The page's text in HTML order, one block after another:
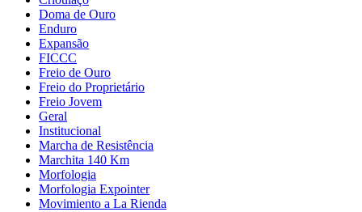
Doma de Ouro
Enduro
Expansão
FICCC
Freio de Ouro
Freio do Proprietário
Freio Jovem
Geral
Institucional
Marcha de Resistência
Marchita 140 Km
Morfologia
Morfologia Expointer
Movimiento a La Rienda